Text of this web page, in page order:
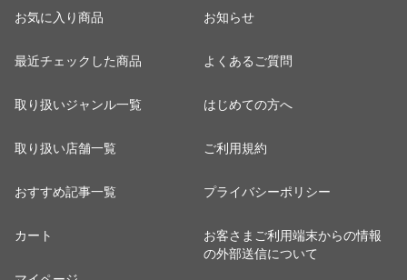
お気に入り商品
最近チェックした商品
取り扱いジャンル一覧
取り扱い店舗一覧
おすすめ記事一覧
カート
お知らせ
よくあるご質問
はじめての方へ
ご利用規約
プライバシーポリシー
お客さまご利用端末からの情報
の外部送信について